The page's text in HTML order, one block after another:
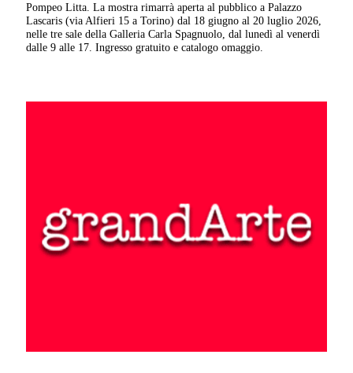
Pompeo Litta. La mostra rimarrà aperta al pubblico a Palazzo
Lascaris (via Alfieri 15 a Torino) dal 18 giugno al 20 luglio 2026,
nelle tre sale della Galleria Carla Spagnuolo, dal lunedì al venerdì
dalle 9 alle 17. Ingresso gratuito e catalogo omaggio.